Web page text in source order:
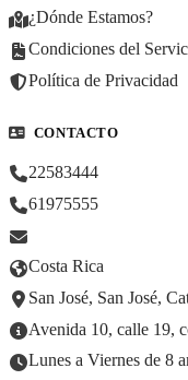
¿Dónde Estamos?
Condiciones del
Política de Privacidad
CONTACTO
22583444
61975555
Costa Rica
San José, San José,
Avenida 10, calle 19,
Lunes a Viernes de 8